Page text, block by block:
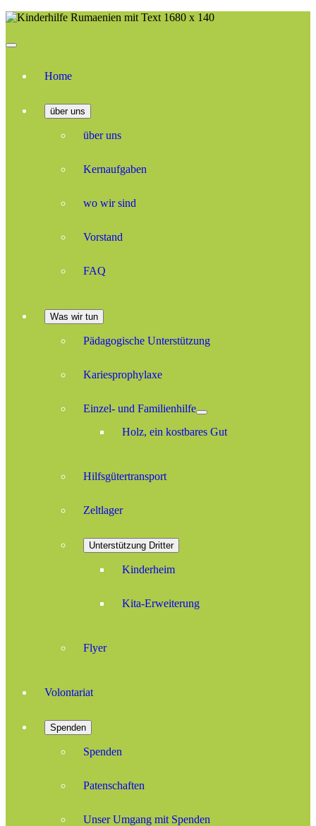
Home
über uns
über uns
Kernaufgaben
wo wir sind
Vorstand
FAQ
Was wir tun
Pädagogische Unterstützung
Kariesprophylaxe
Einzel- und Familienhilfe
Holz, ein kostbares Gut
Hilfsgütertransport
Zeltlager
Unterstützung Dritter
Kinderheim
Kita-Erweiterung
Flyer
Volontariat
Spenden
Spenden
Patenschaften
Unser Umgang mit Spenden